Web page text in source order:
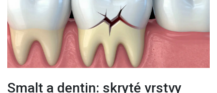
Smalt a dentin: skryté vrstvy